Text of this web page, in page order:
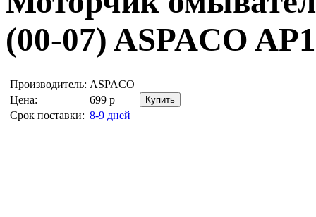
(00-07) ASPACO
Производитель: ASPACO
Цена:
699 р
Срок поставки: 8-9 дней